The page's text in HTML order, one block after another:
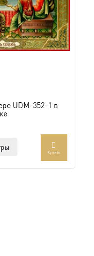
странице
товара.
UDM-352-1 в
Купить